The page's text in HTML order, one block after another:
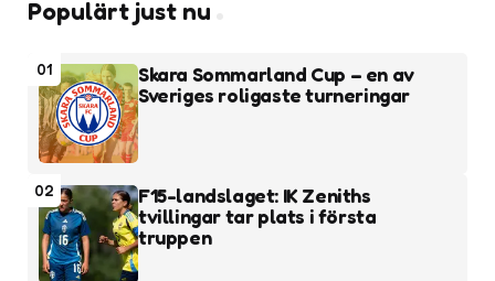
Populärt just nu
01
Skara Sommarland Cup – en av
Sveriges roligaste turneringar
02
F15-landslaget: IK Zeniths
tvillingar tar plats i första
truppen